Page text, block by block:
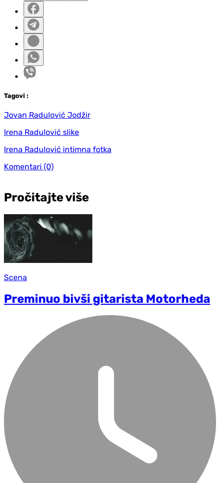
Tagovi :
Jovan Radulović Jodžir
Irena Radulović slike
Irena Radulović intimna fotka
Komentari (0)
Pročitajte više
Scena
Preminuo bivši gitarista Motorheda